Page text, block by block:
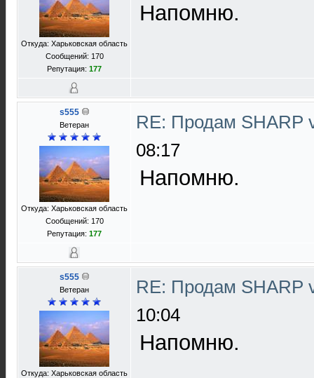
Откуда: Харьковская область
Сообщений: 170
Репутация: 177
Напомню.
s555
Ветеран
Откуда: Харьковская область
Сообщений: 170
Репутация: 177
RE: Продам SHARP
08:17
Напомню.
s555
Ветеран
Откуда: Харьковская область
RE: Продам SHARP
10:04
Напомню.